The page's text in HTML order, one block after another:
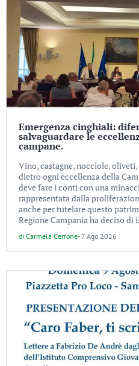
Emergenza cinghiali:
salvaguardare le
campane.
Vino, castagne, nocciole,
dietro ogni eccellenza della
deve fare i conti con una
rappresentata dalla
anche per tutelare questo
Regione Campania ha deciso di
di Carmela Cerrone-7 Ago 2026